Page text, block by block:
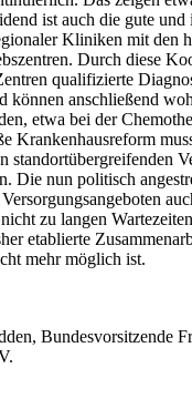
ist auch die gute und
Kliniken mit den
Durch diese
qualifizierte
können anschließend
etwa bei der
Krankenhausreform
standortübergreifenden
Die nun politisch
zu langen
etablierte
mehr möglich ist.